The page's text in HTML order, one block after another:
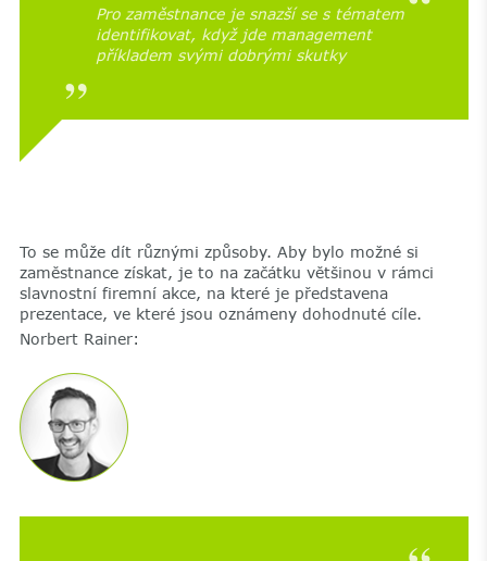
Pro zaměstnance je snazší se s tématem
identifikovat, když jde management
příkladem svými dobrými skutky
To se může dít různými způsoby. Aby bylo možné si
zaměstnance získat, je to na začátku většinou v rámci
slavnostní firemní akce, na které je představena
prezentace, ve které jsou oznámeny dohodnuté cíle.
Norbert Rainer: